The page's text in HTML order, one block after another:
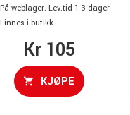
På weblager. Lev.tid 1-3 dager
Finnes i butikk
Kr 105
KJØPE